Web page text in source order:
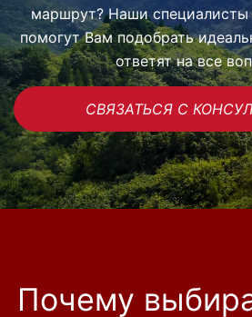
маршрут? Наши специалисты
помогут Вам подобрать
ответят на все
СВЯЗАТЬСЯ С
Почему